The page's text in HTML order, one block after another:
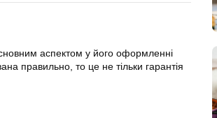
аспектом у його оформленні
правильно, то це не тільки гарантія